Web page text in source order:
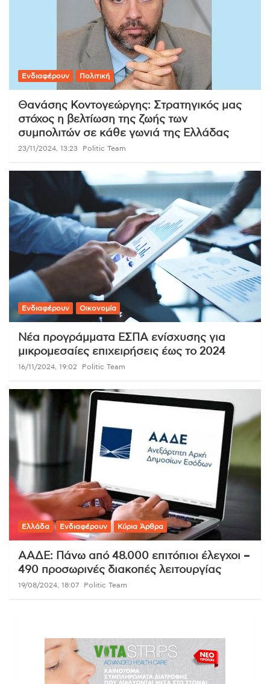
Ενδιαφέρουν Πολιτική
Θανάσης Κοντογεώργης: Στρατηγικός μας
στόχος η βελτίωση της ζωής των
συμπολιτών σε κάθε γωνιά της Ελλάδας
23/11/2024, 13:23 Politic Team
Ενδιαφέρουν Οικονομία
Νέα προγράμματα ΕΣΠΑ ενίσχυσης για
μικρομεσαίες επιχειρήσεις έως το 2024
16/11/2024, 19:02 Politic Team
Ελλάδα Ενδιαφέρουν Κύρια Άρθρα
ΑΑΔΕ: Πάνω από 48.000 επιτόπιοι έλεγχοι –
490 προσωρινές διακοπές λειτουργίας
19/08/2024, 18:07 Politic Team